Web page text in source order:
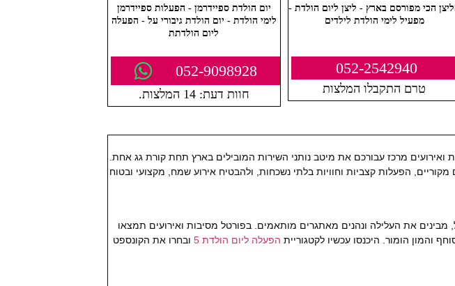
הכי מפורסם בארץ - ליצן ליום הולדת -
מפעיל לימי הולדת לילדים
052-2542940
טרם התקבלו המלצות
יום הולדת ספיידרמן - הפעלות ספיידרמן
לימי הולדת - יום הולדת גיבורי על - הפעלה
ליום הולדתת
052-9098928
חוות דעת: 14 המלצות.
ואירועים מרכז עבורכם את מיטב נותני השירות המובילים בארץ תחת קורת גג אחת.
מקוריים, הפעלות קצביות וחוויות בלתי נשכחות, ולהבטיח אירוע שמח, מקצועי ובטוח
מבינים את העלילה ונהנים מאתגרים מותאמים. בפורטל מסיבות ואירועים תמצאו
והמון הומור. היכנסו עכשיו לקטגוריית הפעלה ליום הולדת 5
ובחרו את הקונספט